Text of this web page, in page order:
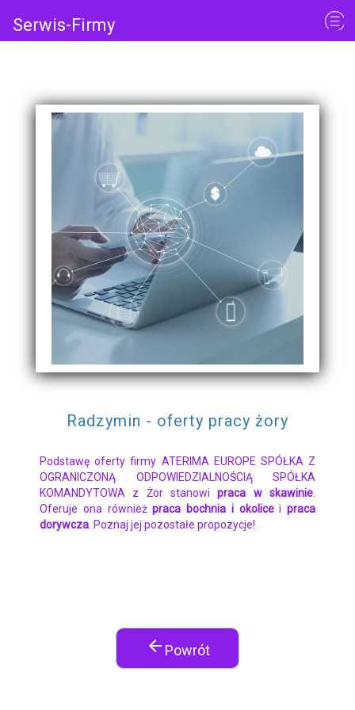
Serwis-Firmy
Radzymin - oferty pracy żory
Podstawę oferty firmy ATERIMA EUROPE SPÓŁKA Z
OGRANICZONĄ ODPOWIEDZIALNOŚCIĄ SPÓŁKA
KOMANDYTOWA z Żor stanowipraca w skawinie
Oferuje ona równieżpraca bochnia i okolicei praca
dorywcza . Poznaj jej pozostałe propozycje!
arrow_back Powrót